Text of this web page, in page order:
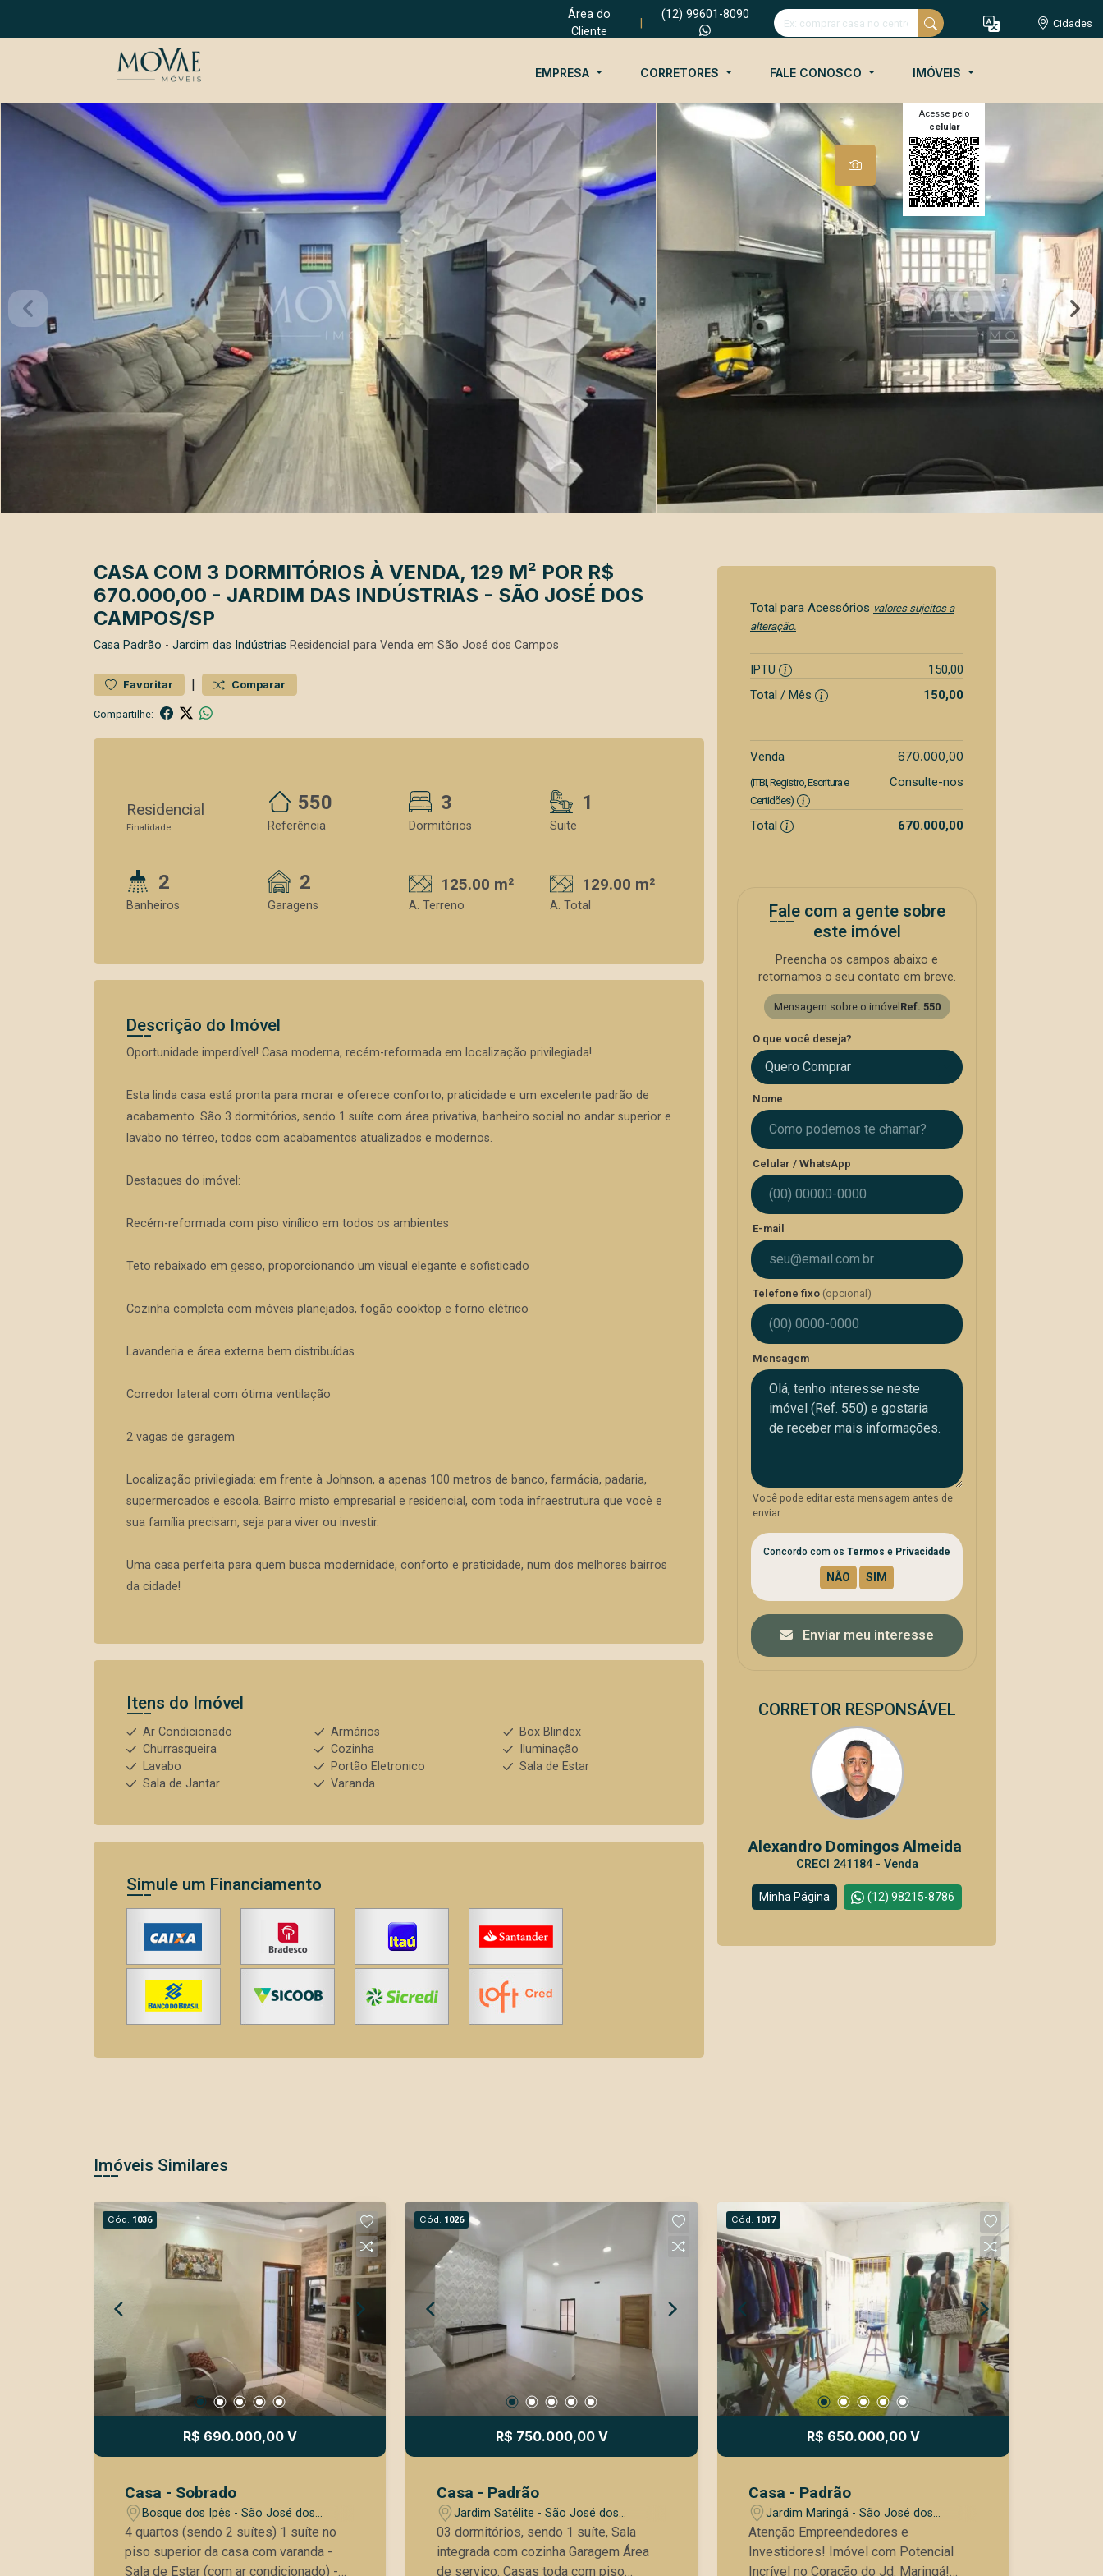
Área do
Cliente
(12) 99601-8090
Cidades
EMPRESA CORRETORES FALE CONOSCO IMÓVEIS
Acesse pelo
celular
CASA COM 3 DORMITÓRIOS À VENDA, 129 M² POR R$
670.000,00 - JARDIM DAS INDÚSTRIAS - SÃO JOSÉ DOS
CAMPOS/SP
Casa Padrão - Jardim das Indústrias Residencial para Venda em São José dos Campos
Favoritar | Comparar
Compartilhe:
Residencial
Finalidade
550
Referência
3
Dormitórios
1
Suite
2
Banheiros
2
Garagens
125.00 m²
A. Terreno
129.00 m²
A. Total
Descrição do Imóvel
Oportunidade imperdível! Casa moderna, recém-reformada em localização privilegiada!
Esta linda casa está pronta para morar e oferece conforto, praticidade e um excelente padrão de
acabamento. São 3 dormitórios, sendo 1 suíte com área privativa, banheiro social no andar superior e
lavabo no térreo, todos com acabamentos atualizados e modernos.
Destaques do imóvel:
Recém-reformada com piso vinílico em todos os ambientes
Teto rebaixado em gesso, proporcionando um visual elegante e sofisticado
Cozinha completa com móveis planejados, fogão cooktop e forno elétrico
Lavanderia e área externa bem distribuídas
Corredor lateral com ótima ventilação
2 vagas de garagem
Localização privilegiada: em frente à Johnson, a apenas 100 metros de banco, farmácia, padaria,
supermercados e escola. Bairro misto empresarial e residencial, com toda infraestrutura que você e
sua família precisam, seja para viver ou investir.
Uma casa perfeita para quem busca modernidade, conforto e praticidade, num dos melhores bairros
da cidade!
Itens do Imóvel
Ar Condicionado Armários
Box Blindex
Churrasqueira
Cozinha
Iluminação
Lavabo
Portão Eletronico
Sala de Estar
Sala de Jantar
Varanda
Simule um Financiamento
Total para Acessórios valores sujeitos a
alteração.
IPTU
150,00
Total / Mês
150,00
Venda 670.000,00
(ITBI, Registro, Escritura e
Certidões)
Consulte-nos
Total 670.000,00
Fale com a gente sobre
este imóvel
Preencha os campos abaixo e
retornamos o seu contato em breve.
Mensagem sobre o imóvel Ref. 550
O que você deseja?
Quero Comprar
Nome
Celular / WhatsApp
E-mail
Telefone fixo (opcional)
Mensagem
Você pode editar esta mensagem antes de
enviar.
Concordo com os Termos e Privacidade
Enviar meu interesse
CORRETOR RESPONSÁVEL
Alexandro Domingos Almeida
CRECI 241184 - Venda
Minha Página (12) 98215-8786
Imóveis Similares
Cód. 1036
R$ 690.000,00 V
Casa - Sobrado
Bosque dos Ipês - São José dos
Campos/SP
4 quartos (sendo 2 suítes) 1 suíte no
piso superior da casa com varanda -
Sala de Estar (com ar condicionado) -
Cód. 1026
R$ 750.000,00 V
Casa - Padrão
Jardim Satélite - São José dos
Campos/SP
03 dormitórios, sendo 1 suíte, Sala
integrada com cozinha Garagem Área
de serviço. Casas toda com piso
Cód. 1017
R$ 650.000,00 V
Casa - Padrão
Jardim Maringá - São José dos
Campos/SP
Atenção Empreendedores e
Investidores! Imóvel com Potencial
Incrível no Coração do Jd. Maringá!